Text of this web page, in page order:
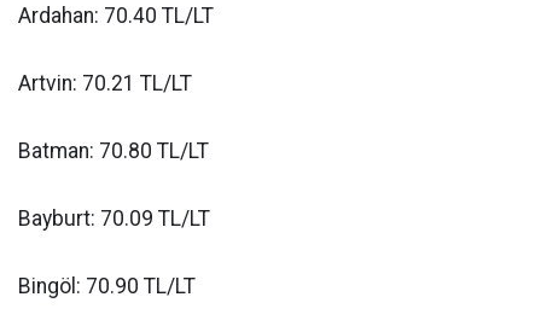
Ardahan: 70.40 TL/LT
Artvin: 70.21 TL/LT
Batman: 70.80 TL/LT
Bayburt: 70.09 TL/LT
Bingöl: 70.90 TL/LT